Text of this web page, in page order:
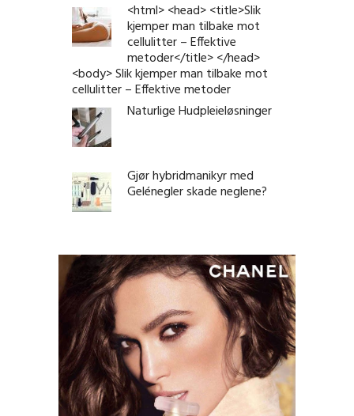
<html> <head> <title>Slik
kjemper man tilbake mot
cellulitter – Effektive
metoder</title> </head>
<body> Slik kjemper man tilbake mot
cellulitter – Effektive metoder
Naturlige Hudpleieløsninger
Gjør hybridmanikyr med
Gelénegler skade neglene?